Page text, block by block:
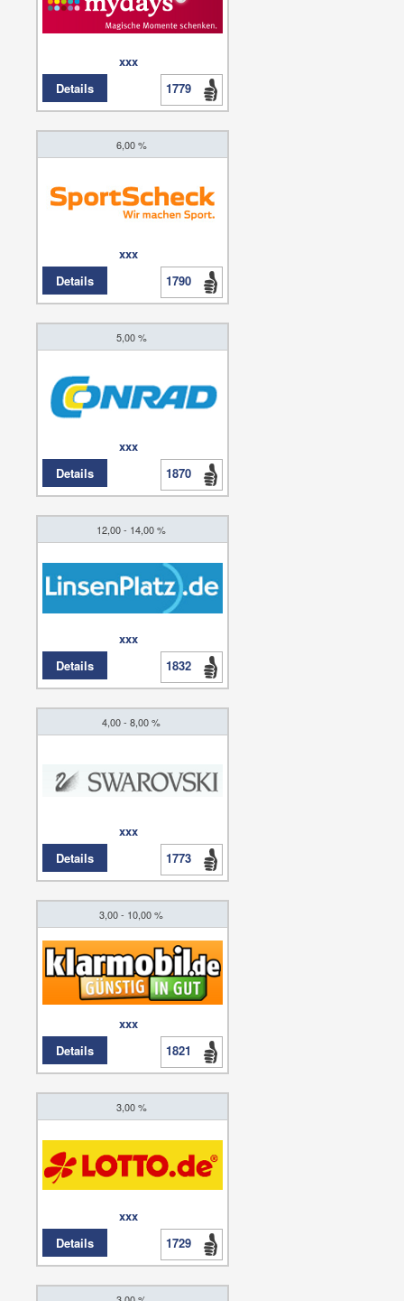
xxx
Details
1779
6,00 %
xxx
Details
1790
5,00 %
xxx
Details
1870
12,00 - 14,00 %
xxx
Details
1832
4,00 - 8,00 %
xxx
Details
1773
3,00 - 10,00 %
xxx
Details
1821
3,00 %
xxx
Details
1729